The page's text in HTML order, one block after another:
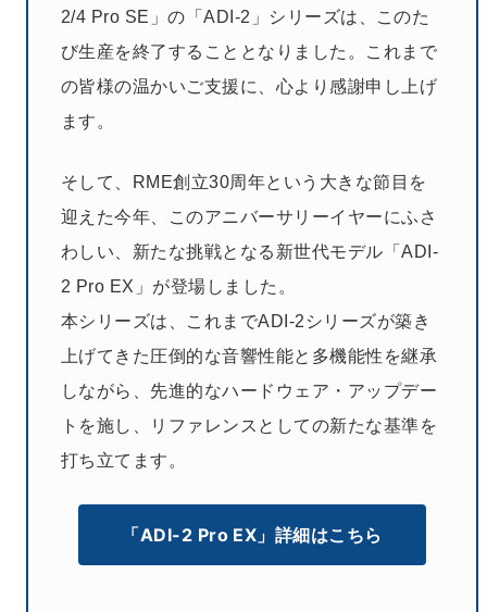
2/4 Pro SE」の「ADI-2」シリーズは、このた
び生産を終了することとなりました。これまで
の皆様の温かいご支援に、心より感謝申し上げ
ます。
そして、RME創立30周年という大きな節目を
迎えた今年、このアニバーサリーイヤーにふさ
わしい、新たな挑戦となる新世代モデル「ADI-
2 Pro EX」が登場しました。
本シリーズは、これまでADI-2シリーズが築き
上げてきた圧倒的な音響性能と多機能性を継承
しながら、先進的なハードウェア・アップデー
トを施し、リファレンスとしての新たな基準を
打ち立てます。
「ADI-2 Pro EX」詳細はこちら